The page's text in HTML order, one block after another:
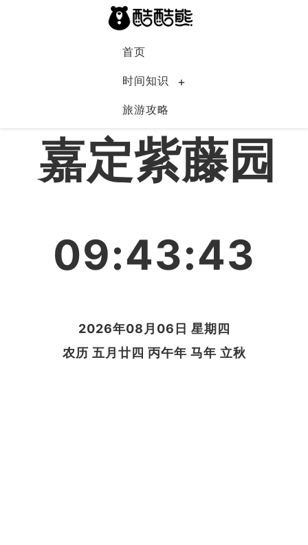
首页
时间知识
旅游攻略
中国
嘉定紫藤园
09:43:44
2026年08月06日 星期四
农历 五月廿四 丙午年 马年 立秋